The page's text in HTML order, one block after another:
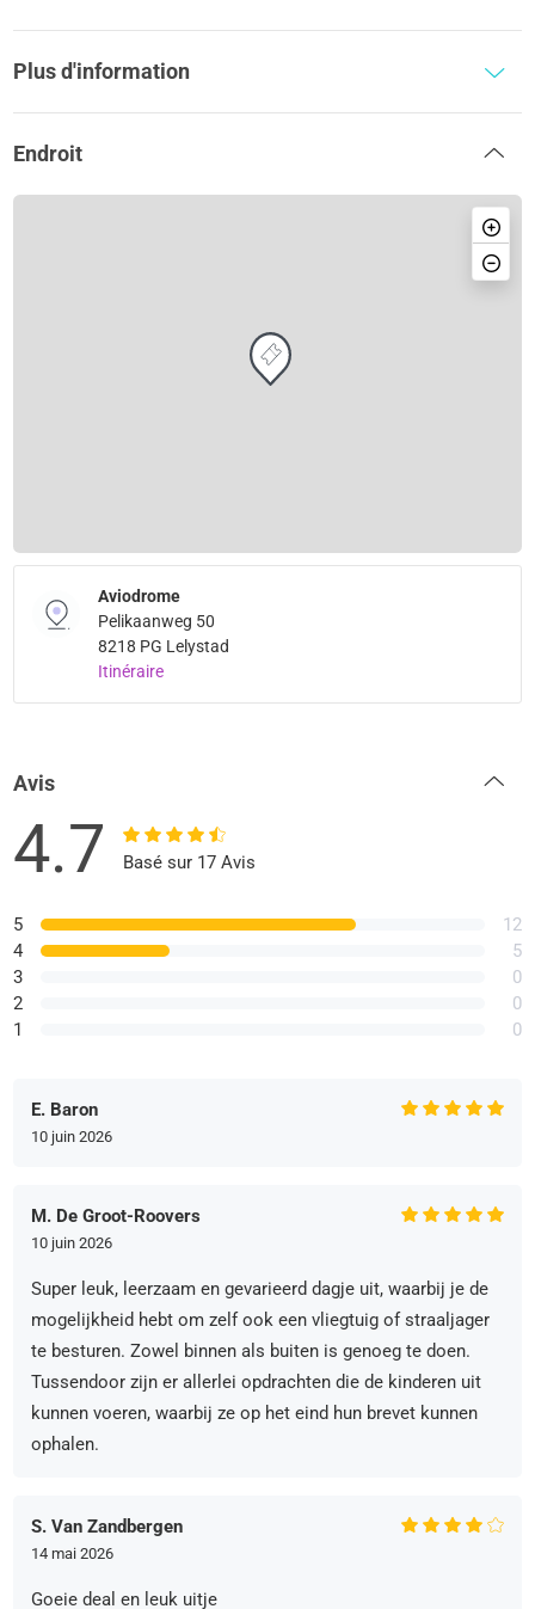
Plus d'information
Endroit
Aviodrome
Pelikaanweg 50
8218 PG Lelystad
Itinéraire
Avis
4.7 Basé sur 17 Avis
5
4
3
2
1
12
5
0
0
0
E. Baron
10 juin 2026
M. De Groot-Roovers
10 juin 2026
Super leuk, leerzaam en gevarieerd dagje uit, waarbij je de
mogelijkheid hebt om zelf ook een vliegtuig of straaljager
te besturen. Zowel binnen als buiten is genoeg te doen.
Tussendoor zijn er allerlei opdrachten die de kinderen uit
kunnen voeren, waarbij ze op het eind hun brevet kunnen
ophalen.
S. Van Zandbergen
14 mai 2026
Goeie deal en leuk uitje